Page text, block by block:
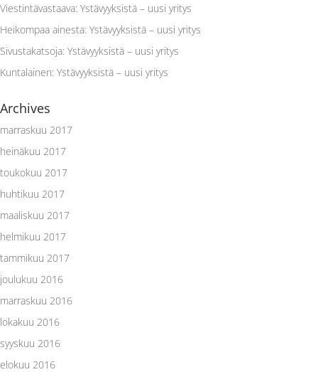
Viestintävastaava: Ystävyyksistä – uusi yritys
Heikompaa ainesta: Ystävyyksistä – uusi yritys
Sivustakatsoja: Ystävyyksistä – uusi yritys
Kuntalainen: Ystävyyksistä – uusi yritys
Archives
marraskuu 2017
heinäkuu 2017
toukokuu 2017
huhtikuu 2017
maaliskuu 2017
helmikuu 2017
tammikuu 2017
joulukuu 2016
marraskuu 2016
lokakuu 2016
syyskuu 2016
elokuu 2016